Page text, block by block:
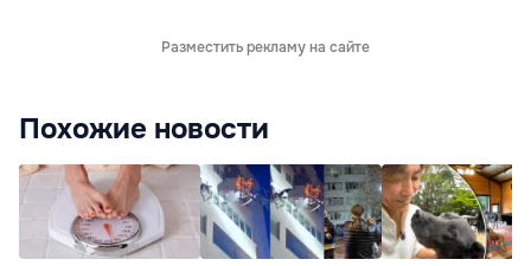
Разместить рекламу на сайте
Похожие новости